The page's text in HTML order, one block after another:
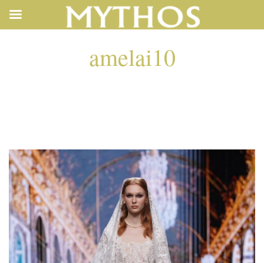
amelai10